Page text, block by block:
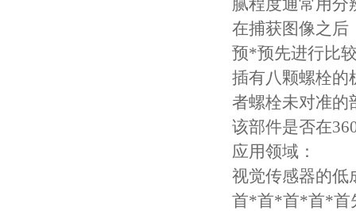
腻程度通常用分
在捕获图像之
预*预先进行比
插有八颗螺栓的
者螺栓未对准的
该部件是否在
应用领域：
视觉传感器的低
首*首*首*首*首